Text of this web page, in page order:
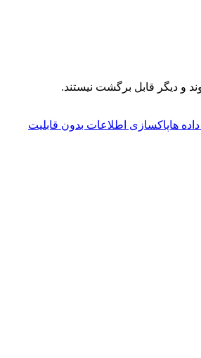
و دیگر قابل برگشت نیستند.
هاپاکسازی اطلاعات بدون قابلیت